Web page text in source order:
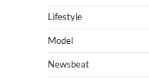
Lifestyle
Model
Newsbeat